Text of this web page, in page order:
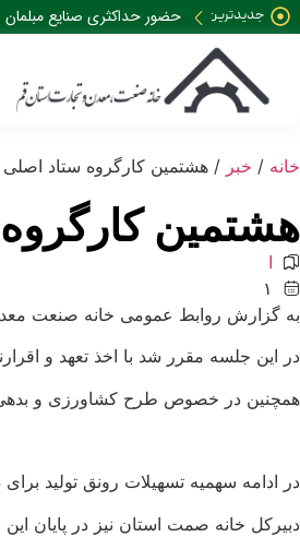
جدیدترین
خبرها:
حضور حداکثری صنایع مبلمان استان قم در
خانه / خبر / هشتمین کارگروه ستاد اصلی
هشتمین
ا
خ
ب
ر
و
ه
۱
۴
۳
-
۳
به گزارش روابط عمومی خانه صنعت
در این جلسه مقرر شد با اخذ تعهد و
همچنین در خصوص طرح کشاورزی و بدهی
در ادامه سهمیه تسهیلات رونق تولید برای 4 واحد در بانکهای ملت و صنعت معدن بملغ 450 میلیارد ریال مطرح و با تعدادی از آنها موافقت گردید.
دبیرکل خانه صمت استان نیز در پایان